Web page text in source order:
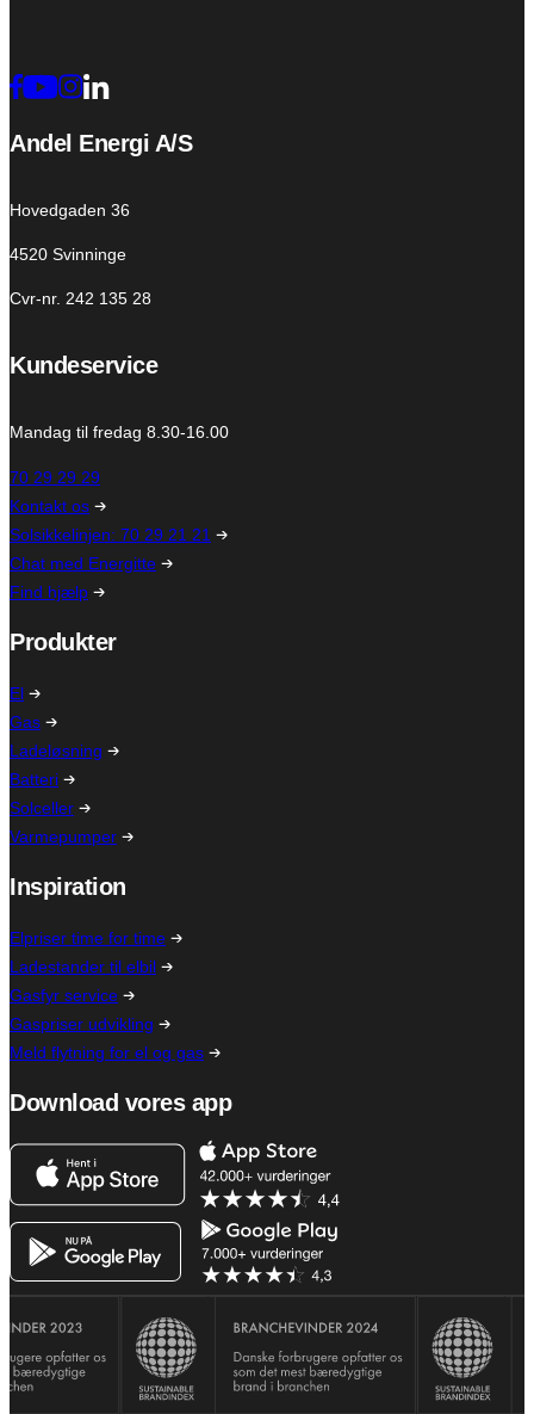
Andel Energi A/S
Hovedgaden 36
4520 Svinninge
Cvr-nr. 242 135 28
Kundeservice
Mandag til fredag 8.30-16.00
70 29 29 29
Kontakt os
Solsikkelinjen: 70 29 21 21
Chat med Energitte
Find hjælp
Produkter
El
Gas
Ladeløsning
Batteri
Solceller
Varmepumper
Inspiration
Elpriser time for time
Ladestander til elbil
Gasfyr service
Gaspriser udvikling
Meld flytning for el og gas
Download vores app